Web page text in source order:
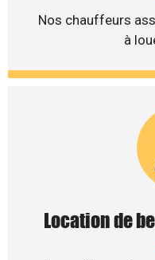
Nos chauffeurs
à
Location de